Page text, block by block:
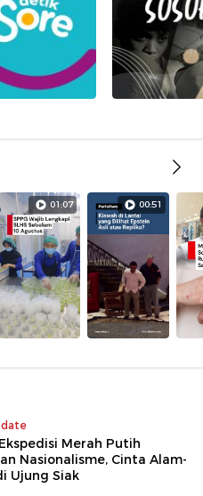
01:07 00:51
Merah Putih
Nasionalisme, Cinta Alam-
Ujung Siak